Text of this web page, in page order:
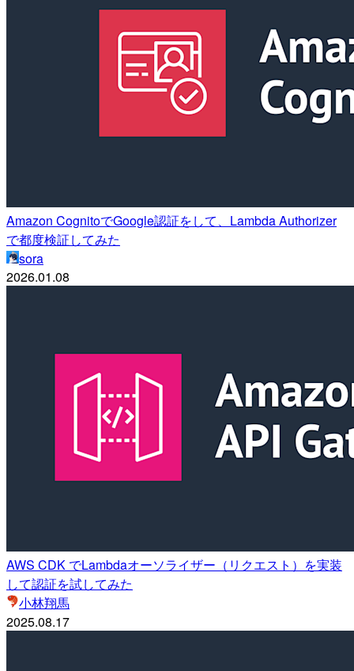
Amazon CognitoでGoogle認証をして、Lambda Authorizer
で都度検証してみた
sora
2026.01.08
AWS CDK でLambdaオーソライザー（リクエスト）を実装
して認証を試してみた
小林翔馬
2025.08.17